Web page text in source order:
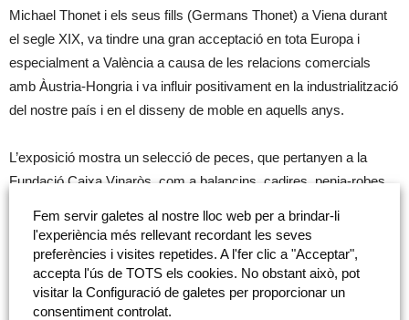
Michael Thonet i els seus fills (Germans Thonet) a Viena durant
el segle XIX, va tindre una gran acceptació en tota Europa i
especialment a València a causa de les relacions comercials
amb Àustria-Hongria i va influir positivament en la industrialització
del nostre país i en el disseny de moble en aquells anys.
L’exposició mostra un selecció de peces, que pertanyen a la
Fundació Caixa Vinaròs, com a balancins, cadires, penja-robes,
1929 de la fàbrica d’un dels productors més importants: Ventura
Feliu i els seus fills. En conjunt aquesta exposició representa una
part significativa del nostre patrimoni industrial i cultural del primer
terç del Segle XX.
Fem servir galetes al nostre lloc web per a brindar-li
l'experiència més rellevant recordant les seves
preferències i visites repetides. A l'fer clic a "Acceptar",
accepta l'ús de TOTS els cookies. No obstant això, pot
visitar la Configuració de galetes per proporcionar un
consentiment controlat.